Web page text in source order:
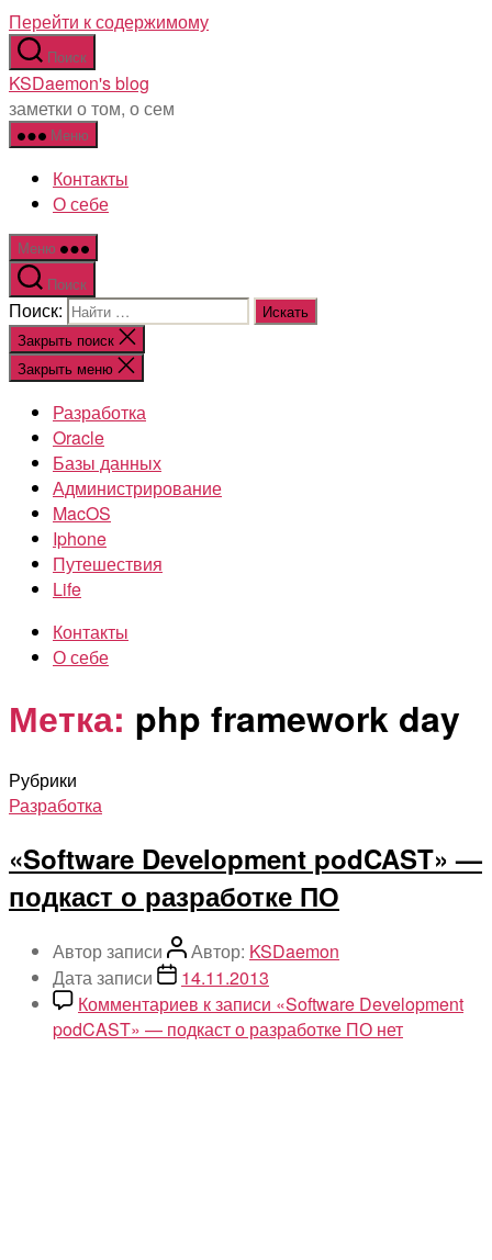
Перейти к содержимому
Поиск
KSDaemon's blog
заметки о том, о сем
Меню
Контакты
О себе
Меню
Поиск
Поиск:
Закрыть поиск
Закрыть меню
Разработка
Oracle
Базы данных
Администрирование
MacOS
Iphone
Путешествия
Life
Контакты
О себе
Метка: php framework day
Рубрики
Разработка
«Software Development podCAST» —
подкаст о разработке ПО
Автор записи Автор: KSDaemon
Дата записи
14.11.2013
Комментариев к записи «Software Development
podCAST» — подкаст о разработке ПО нет